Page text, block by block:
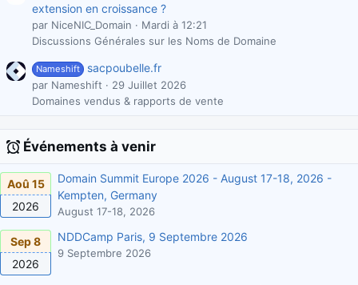
extension en croissance ?
par NiceNIC_Domain
Mardi à 12:21
Discussions Générales sur les Noms de Domaine
Nameshift sacpoubelle.fr
par Nameshift
29 Juillet 2026
Domaines vendus & rapports de vente
Événements à venir
Aoû 15
2026
Domain Summit Europe 2026 - August 17-18, 2026 -
Kempten, Germany
August 17-18, 2026
Sep 8
2026
NDDCamp Paris, 9 Septembre 2026
9 Septembre 2026